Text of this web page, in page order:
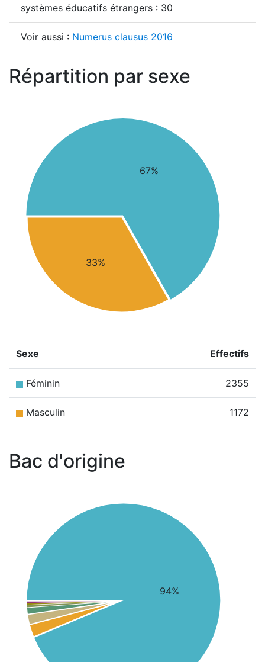
systèmes éducatifs étrangers : 30
Voir aussi : Numerus clausus 2016
Répartition par sexe
67%
33%
Sexe Effectifs
Féminin 2355
Masculin 1172
Bac d'origine
94%